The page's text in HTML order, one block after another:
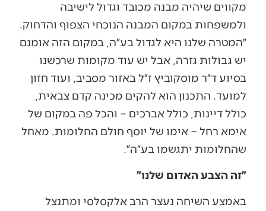
מקווים שיהיה מבנה מכובד וגדול לישיבה
ולמשפחות במקום המבנה הנוכחי הצפוף והדחוק.
״המטרה שלנו היא לגדול בע״ה, במקום הזה אומנם
יש גבולות גזרה, אבל יש עוד מקומות שרכשנו
בסיוע ד״ר מוסקוביץ ז״ל באזור מסביב, ועוד חזון
למועד. התכנון הוא להקים מכינה קדם צבאית,
כולל דיינות, כולל אברכים – והכל פה במקום של
אימא רחל – אימו של יוסף חולם החלומות. מאחל
שהחלומות יתגשמו בע״ה״.
״זה הצבע האדום שלנו״
באמצע השיחה נעצר הרב אלקסלסי ומתנצל